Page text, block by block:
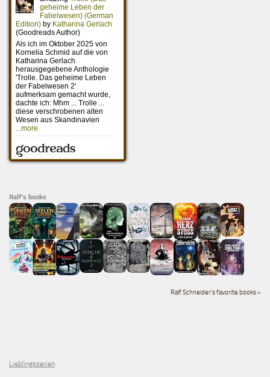
Ralf's books
Ralf Schneider's favorite books »
Lieblingsserien